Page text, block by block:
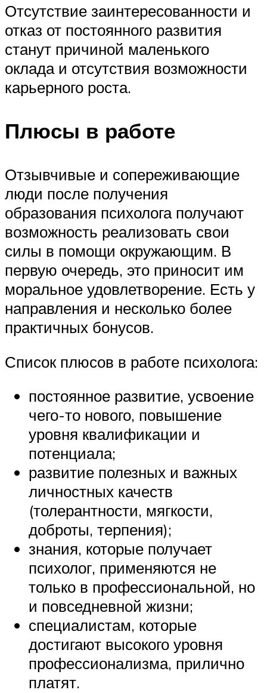
Отсутствие заинтересованности и
отказ от постоянного развития
станут причиной маленького
оклада и отсутствия возможности
карьерного роста.
Плюсы в работе
Отзывчивые и сопереживающие
люди после получения
образования психолога получают
возможность реализовать свои
силы в помощи окружающим. В
первую очередь, это приносит им
моральное удовлетворение. Есть у
направления и несколько более
практичных бонусов.
Список плюсов в работе психолога:
постоянное развитие, усвоение
чего-то нового, повышение
уровня квалификации и
потенциала;
развитие полезных и важных
личностных качеств
(толерантности, мягкости,
доброты, терпения);
знания, которые получает
психолог, применяются не
только в профессиональной, но
и повседневной жизни;
специалистам, которые
достигают высокого уровня
профессионализма, прилично
платят.